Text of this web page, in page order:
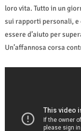
loro vita. Tutto in un
sui rapporti personali, e
essere d’aiuto per
Un’affannosa corsa